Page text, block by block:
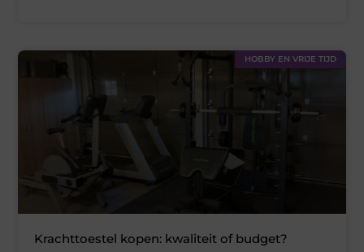
HOBBY EN VRIJE TIJD
Krachttoestel kopen: kwaliteit of budget?